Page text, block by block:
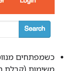
כשמפתחים